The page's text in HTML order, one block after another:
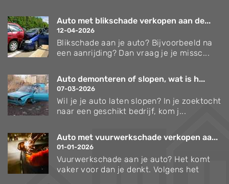
Auto met blikschade verkopen aan de...
12-04-2026
Blikschade aan je auto? Bijvoorbeeld na
een aanrijding? Dan vraag je je missc...
Auto demonteren of slopen, wat is h...
07-03-2026
Wil je je auto laten slopen? In je zoektocht
naar een geschikt bedrijf, kom j...
Auto met vuurwerkschade verkopen aa...
01-01-2026
Vuurwerkschade aan je auto? Het komt
vaker voor dan je denkt. Volgens het